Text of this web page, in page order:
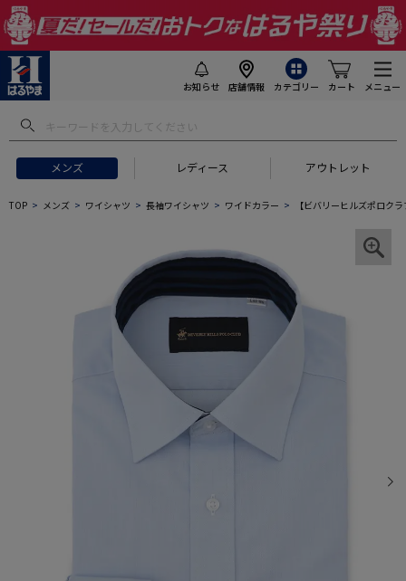
お知らせ 店舗情報 カテゴリー カート メニュー
メンズ レディース アウトレット
TOP メンズ ワイシャツ 長袖ワイシャツ ワイドカラー 【ビバリーヒルズポロク